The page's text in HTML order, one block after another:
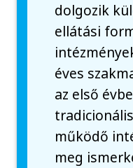
dolgozik
ellátási
éves
az első
működő
meg